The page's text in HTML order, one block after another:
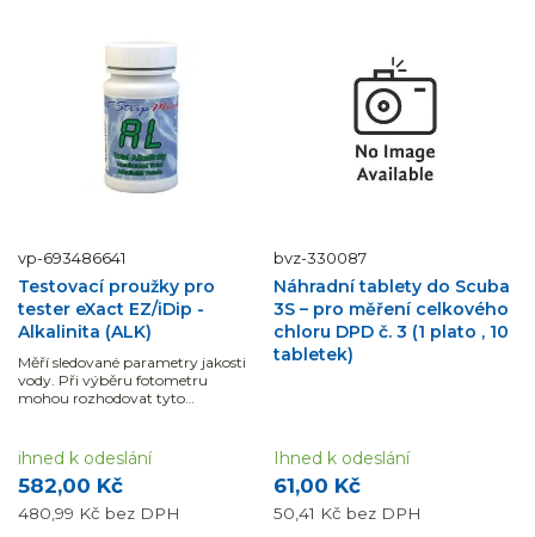
vp-693486641
Testovací proužky pro
tester eXact EZ/iDip -
Alkalinita (ALK)
Měří sledované parametry jakosti
vody. Při výběru fotometru
mohou rozhodovat tyto
zobrazení výsledků.
582,00 Kč
480,99 Kč bez DPH
ihned k odeslání
bvz-330087
Náhradní tablety do Scuba
3S – pro měření celkového
chloru DPD č. 3 (1 plato , 10
tabletek)
61,00 Kč
50,41 Kč bez DPH
Ihned k odeslání